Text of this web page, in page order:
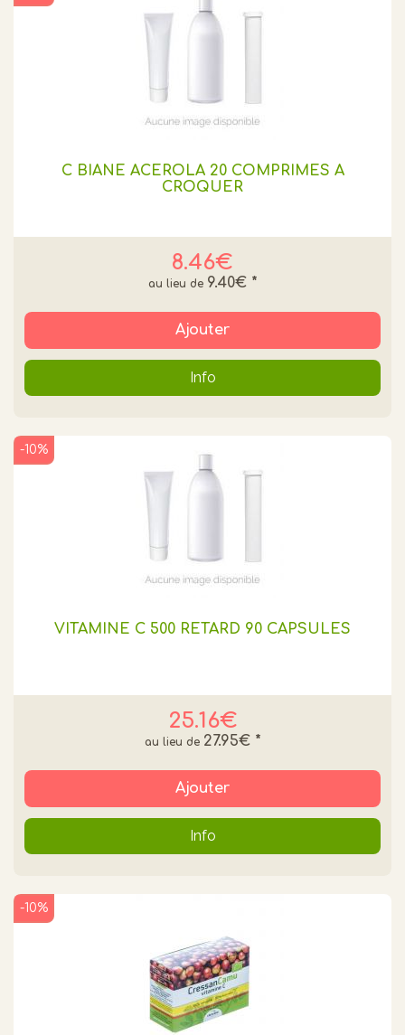
C BIANE ACEROLA 20 COMPRIMÉS A
CROQUER
8.46€
9.40€ *
Ajouter
Info
VITAMINE C 500 RETARD 90 CAPSULES
25.16€
-10%
27.95€ *
Ajouter
Info
-10%